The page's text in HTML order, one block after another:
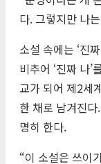
다. 그렇지만 나
소설 속에는 ‘진
비추어 ‘진짜 나
교가 되어 제2세
한 채로 남겨진
명히 한다.
“이 소설은 쓰이